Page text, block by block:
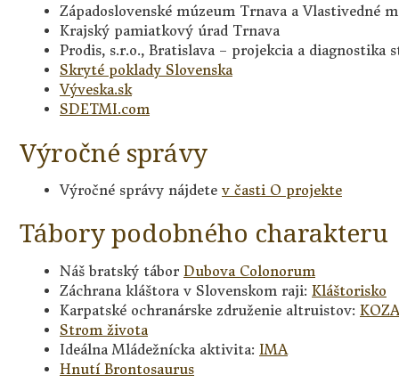
Západoslovenské múzeum Trnava a Vlastivedné
Krajský pamiatkový úrad Trnava
Prodis, s.r.o., Bratislava – projekcia a diagnostika
Skryté poklady Slovenska
Výveska.sk
SDETMI.com
Výročné správy
Výročné správy nájdete v časti O projekte
Tábory podobného charakteru
Náš bratský tábor Dubova Colonorum
Záchrana kláštora v Slovenskom raji: Kláštorisko
Karpatské ochranárske združenie altruistov: KOZA
Strom života
Ideálna Mládežnícka aktivita: IMA
Hnutí Brontosaurus